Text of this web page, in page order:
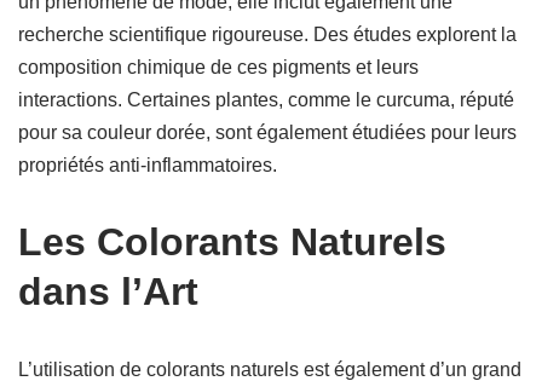
recherche scientifique rigoureuse. Des études explorent la
composition chimique de ces pigments et leurs
interactions. Certaines plantes, comme le curcuma, réputé
pour sa couleur dorée, sont également étudiées pour leurs
propriétés anti-inflammatoires.
Les Colorants Naturels
dans l’Art
L’utilisation de colorants naturels est également d’un grand